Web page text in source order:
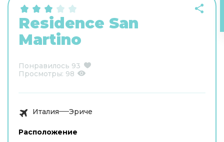
Residence San
Martino
Понравилось 93
Просмотры: 98
Италия Эриче
Расположение